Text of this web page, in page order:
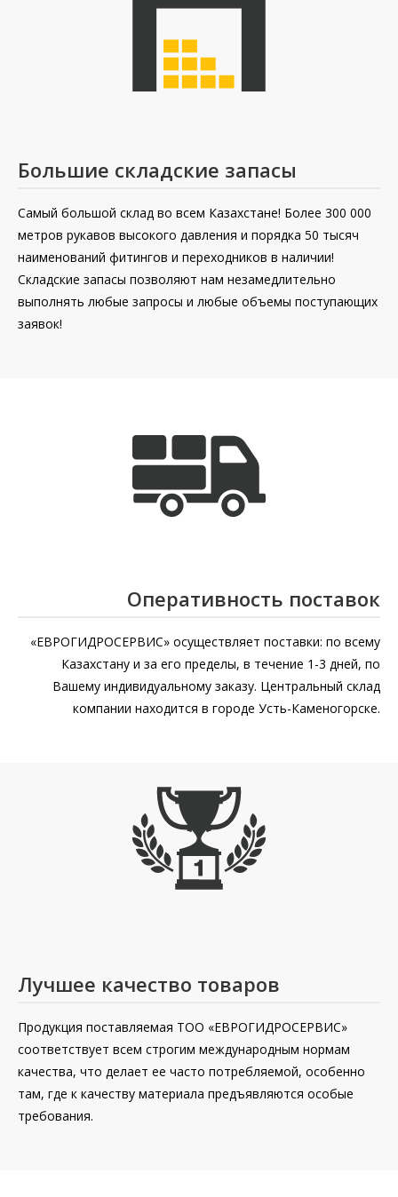
Большие складские запасы
Самый большой склад во всем Казахстане! Более 300 000
метров рукавов высокого давления и порядка 50 тысяч
наименований фитингов и переходников в наличии!
Складские запасы позволяют нам незамедлительно
выполнять любые запросы и любые объемы поступающих
заявок!
Оперативность поставок
«ЕВРОГИДРОСЕРВИС» осуществляет поставки: по всему
Казахстану и за его пределы, в течение 1-3 дней, по
Вашему индивидуальному заказу. Центральный склад
компании находится в городе Усть-Каменогорске.
Лучшее качество товаров
Продукция поставляемая ТОО «ЕВРОГИДРОСЕРВИС»
соответствует всем строгим международным нормам
качества, что делает ее часто потребляемой, особенно
там, где к качеству материала предъявляются особые
требования.